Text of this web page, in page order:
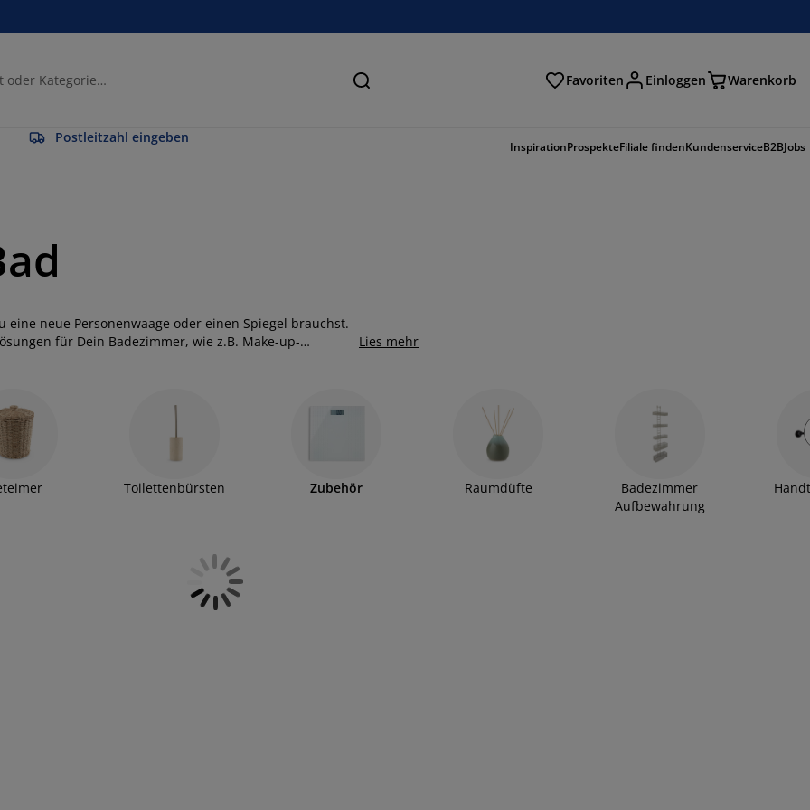
Suchen Favoriten Einloggen Warenkorb
Postleitzahl eingeben
InspirationProspekteFiliale findenKundenserviceB2BJobs
eine neue Personenwaage oder einen Spiegel brauchst.
für Dein Badezimmer, wie z.B. Make-up-
Angebot.
Lies mehr
Toilettenbürsten Zubehör Raumdüfte
Badezimmer
Aufbewahrung